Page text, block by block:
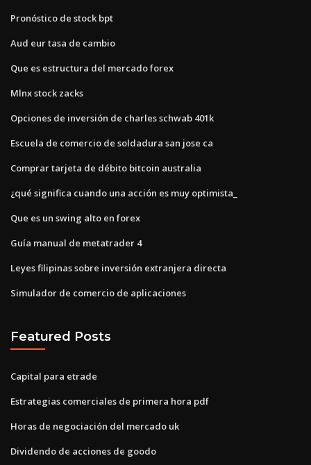
Pronóstico de stock bpt
Aud eur tasa de cambio
Que es estructura del mercado forex
Mlnx stock zacks
Opciones de inversión de charles schwab 401k
Escuela de comercio de soldadura san jose ca
Comprar tarjeta de débito bitcoin australia
¿qué significa cuando una acción es muy optimista_
Que es un swing alto en forex
Guía manual de metatrader 4
Leyes filipinas sobre inversión extranjera directa
Simulador de comercio de aplicaciones
Featured Posts
Capital para etrade
Estrategias comerciales de primera hora pdf
Horas de negociación del mercado uk
Dividendo de acciones de goodo